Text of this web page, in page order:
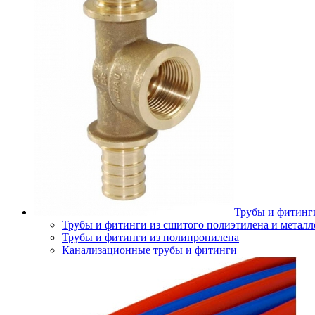
Трубы и
Трубы и фитинги из сшитого полиэтилена и
Трубы и фитинги из полипропилена
Канализационные трубы и фитинги